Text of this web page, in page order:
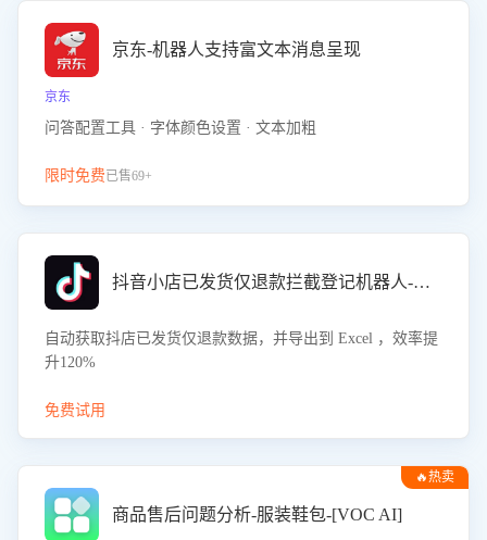
京东-机器人支持富文本消息呈现
京东
问答配置工具 · 字体颜色设置 · 文本加粗
限时免费已售69+
抖音小店已发货仅退款拦截登记机器人-八爪鱼
自动获取抖店已发货仅退款数据，并导出到 Excel ，效率提
升120%
免费试用
🔥热卖
商品售后问题分析-服装鞋包-[VOC AI]